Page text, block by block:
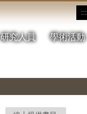
:::
研究人員 學術活動